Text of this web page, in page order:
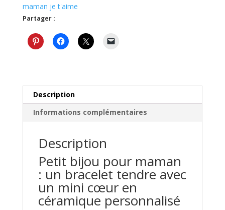
un
texte
maman je t'aime
Partager :
Description
Informations complémentaires
Description
Petit bijou pour maman
: un bracelet tendre avec
un mini cœur en
céramique personnalisé